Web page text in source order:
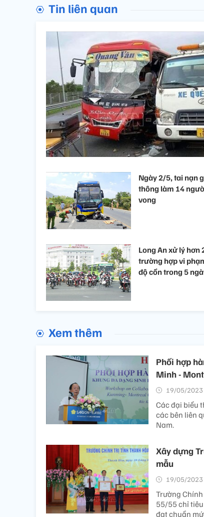
Tin liên quan
Ngày 2/5, tai nạn
thông làm 14
vong
Long An xử lý hơn
trường hợp vi
độ cồn trong 5
Xem thêm
Phối hợp
Minh -
19/05/2023
Các đại biểu
các bên liên
Nam.
Xây dựng
mẫu
19/05/2023
Trường
55/55 chỉ
đạt chuẩn